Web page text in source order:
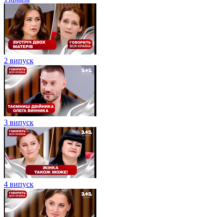
2 випуск
3 випуск
4 випуск